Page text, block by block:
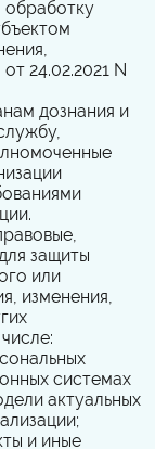
обработку
24.02.2021 N
дознания и
защиты
или
изменения,
системах
актуальных
и иные